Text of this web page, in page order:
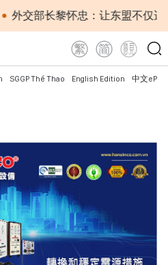
黎怀忠：让东盟不仅适应时代
SGGP Thể Thao English Edition 中文